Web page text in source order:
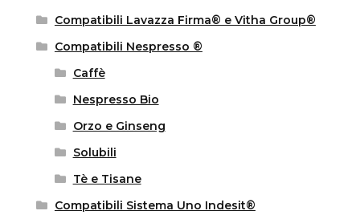
Compatibili Lavazza Firma® e Vitha Group®
Compatibili Nespresso ®
Caffè
Nespresso Bio
Orzo e Ginseng
Solubili
Tè e Tisane
Compatibili Sistema Uno Indesit®